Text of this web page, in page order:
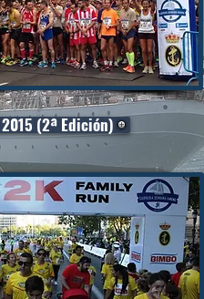
2015 (2ª Edición)